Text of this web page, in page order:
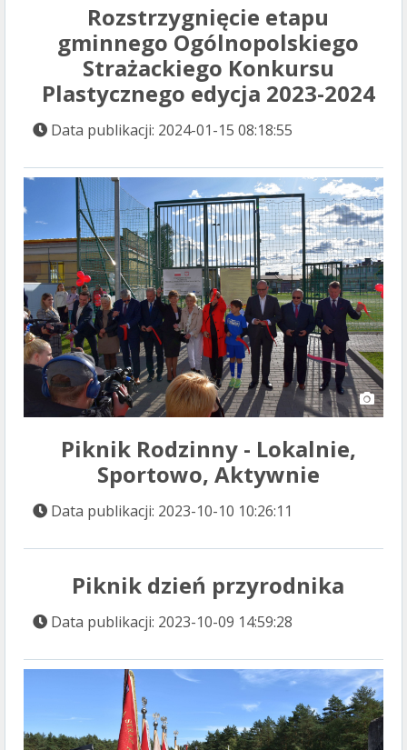
Rozstrzygnięcie etapu
gminnego Ogólnopolskiego
Strażackiego Konkursu
Plastycznego edycja 2023-2024
Data publikacji: 2024-01-15 08:18:55
Piknik Rodzinny - Lokalnie,
Sportowo, Aktywnie
Data publikacji: 2023-10-10 10:26:11
Piknik dzień przyrodnika
Data publikacji: 2023-10-09 14:59:28